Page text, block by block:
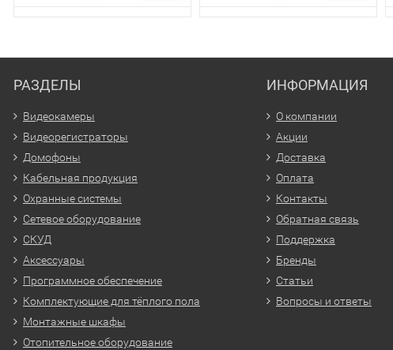
РАЗДЕЛЫ
Видеокамеры
Видеорегистраторы
Домофоны
Кабельная продукция
Охранные системы
Сетевое оборудование
СКУД
Аксессуары
Программное обеспечение
Комплектующие для тёплого пола
Монтажные шкафы
Отопительное оборудование
ИНФОРМАЦИЯ
О компании
Акции
Доставка
Оплата
Контакты
Обратная связь
Поддержка
Бренды
Статьи
Вопросы и ответы